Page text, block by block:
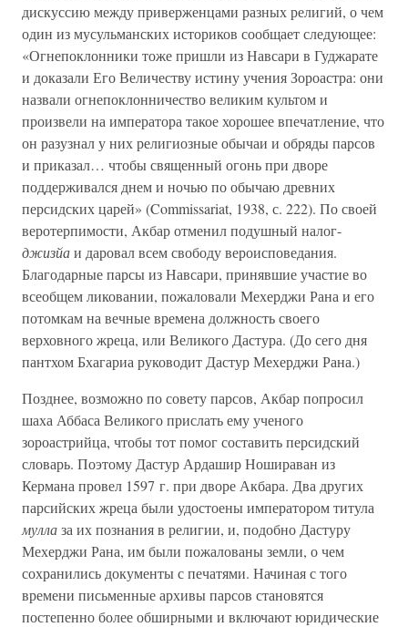
дискуссию между приверженцами разных религий, о чем
один из мусульманских историков сообщает следующее:
«Огнепоклонники тоже пришли из Навсари в Гуджарате
и доказали Его Величеству истину учения Зороастра: они
назвали огнепоклонничество великим культом и
произвели на императора такое хорошее впечатление, что
он разузнал у них религиозные обычаи и обряды парсов
и приказал… чтобы священный огонь при дворе
поддерживался днем и ночью по обычаю древних
персидских царей» (Commissariat, 1938, с. 222). По своей
веротерпимости, Акбар отменил подушный налог-
джизйаи даровал всем свободу вероисповедания.
Благодарные парсы из Навсари, принявшие участие во
всеобщем ликовании, пожаловали Мехерджи Рана и его
потомкам на вечные времена должность своего
верховного жреца, или Великого Дастура. (До сего дня
пантхом Бхагариа руководит Дастур Мехерджи Рана.)
Позднее, возможно по совету парсов, Акбар попросил
шаха Аббаса Великого прислать ему ученого
зороастрийца, чтобы тот помог составить персидский
словарь. Поэтому Дастур Ардашир Ношираван из
Кермана провел 1597 г. при дворе Акбара. Два других
парсийских жреца были удостоены императором титула
муллаза их познания в религии, и, подобно Дастуру
Мехерджи Рана, им были пожалованы земли, о чем
сохранились документы с печатями. Начиная с того
времени письменные архивы парсов становятся
постепенно более обширными и включают юридические